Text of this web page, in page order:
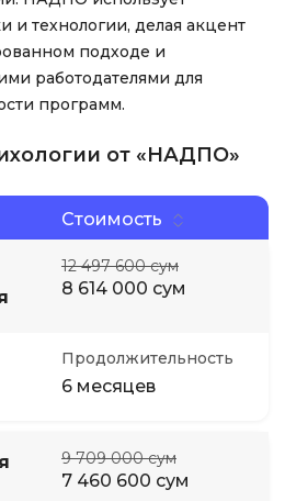
и технологии, делая акцент
подходе и
работодателями для
программ.
от «НАДПО»
Стоимость
12 497 600 сум
8 614 000 сум
Продолжительность
6 месяцев
9 709 000 сум
7 460 600 сум